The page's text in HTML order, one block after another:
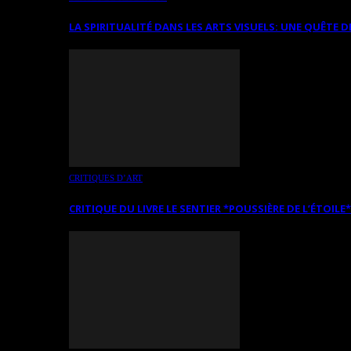
LA SPIRITUALITÉ DANS LES ARTS VISUELS: UNE QUÊTE
CRITIQUES D’ART
CRITIQUE DU LIVRE LE SENTIER *POUSSIÈRE DE L’ÉTOILE*